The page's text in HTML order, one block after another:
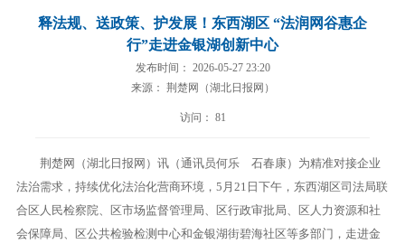
释法规、送政策、护发展！东西湖区 “法润网谷惠企
行”走进金银湖创新中心
发布时间： 2026-05-27 23:20
来源： 荆楚网（湖北日报网）
访问： 81
荆楚网（湖北日报网）讯（通讯员何乐 石春康）为精准对接企业
法治需求，持续优化法治化营商环境，5月21日下午，东西湖区司法局联
合区人民检察院、区市场监督管理局、区行政审批局、区人力资源和社
会保障局、区公共检验检测中心和金银湖街碧海社区等多部门，走进金